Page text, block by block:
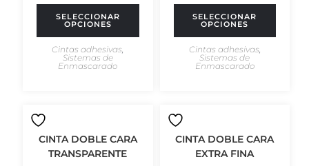
SELECCIONAR
OPCIONES
Cintas adhesivas
Sistemas de
Enmascarado
SELECCIONAR
OPCIONES
Cintas adhesivas
Sistemas de
Enmascarado
CINTA DOBLE CARA
TRANSPARENTE
CINTA DOBLE CARA
EXTRA FINA